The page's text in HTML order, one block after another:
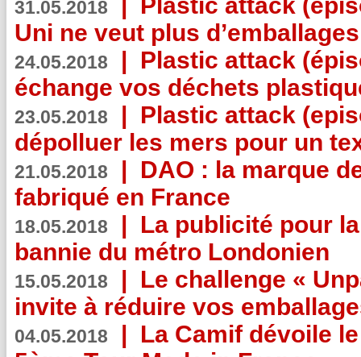
31.05.2018
Uni ne veut plus
24.05.2018 | Plastic attack
échange vos déchets
23.05.2018 | Plastic attack
dépolluer les mers pour un
21.05.2018 | DAO : la marque
fabriqué en France
18.05.2018 | La publicité pour
bannie du métro Londonien
15.05.2018 | Le challenge «
invite à réduire vos
04.05.2018 | La Camif dévoile